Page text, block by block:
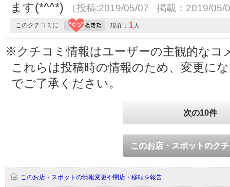
ます(*^^*)
（投稿:2019/05/07 掲載：2019/05/
このクチコミに 現在： 1人
※クチコミ情報はユーザーの主観的なコ
これらは投稿時の情報のため、変更に
でご了承ください。
次の10件
このお店・スポットのク
このお店・スポットの情報変更や閉店・移転を報告